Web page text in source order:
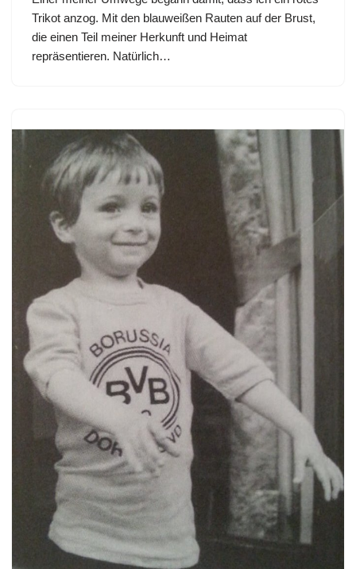
Trikot anzog. Mit den blauweißen Rauten auf der Brust,
die einen Teil meiner Herkunft und Heimat
repräsentieren. Natürlich…